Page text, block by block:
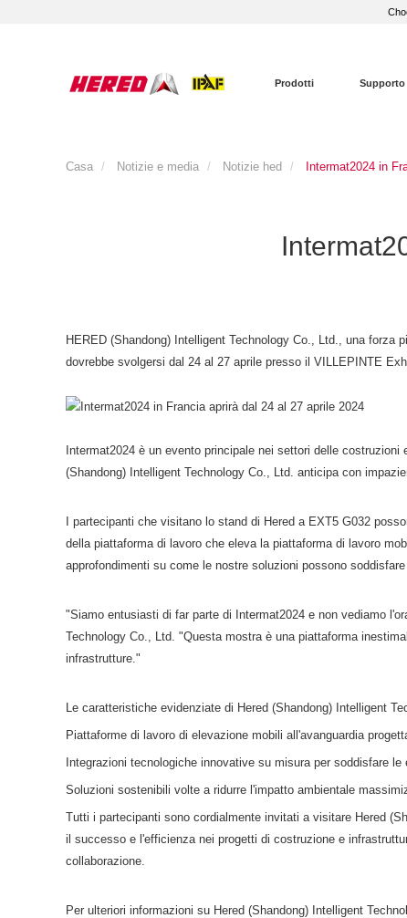
Prodotti Supporto
Casa Notizie e media Notizie hed Intermat2024 in
HERED (Shandong) Intelligent Technology Co., Ltd., una
dovrebbe svolgersi dal 24 al 27 aprile presso il VILLEPINTE
Intermat2024 è un evento principale nei settori delle
(Shandong) Intelligent Technology Co., Ltd. anticipa con
I partecipanti che visitano lo stand di Hered a EXT5 G032
della piattaforma di lavoro che eleva la piattaforma di lavoro
approfondimenti su come le nostre soluzioni possono
"Siamo entusiasti di far parte di Intermat2024 e non vediamo
Technology Co., Ltd. "Questa mostra è una piattaforma
infrastrutture."
Le caratteristiche evidenziate di Hered (Shandong) Intelligent
Piattaforme di lavoro di elevazione mobili all'avanguardia
Integrazioni tecnologiche innovative su misura per soddisfare le
Soluzioni sostenibili volte a ridurre l'impatto ambientale
Tutti i partecipanti sono cordialmente invitati a visitare Hered
il successo e l'efficienza nei progetti di costruzione e
collaborazione.
Per ulteriori informazioni su Hered (Shandong) Intelligent